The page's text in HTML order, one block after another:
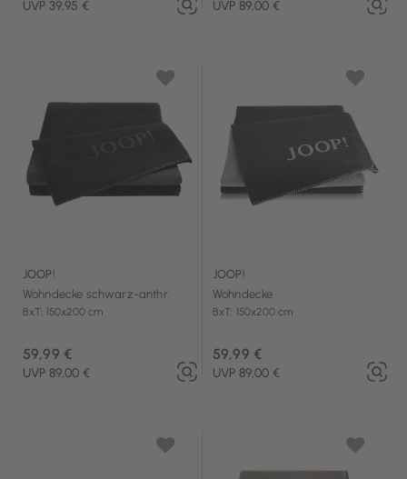
UVP 39,95 € UVP 89,00 €
JOOP!
Wohndecke schwarz-anthr.
BxT: 150x200 cm
59,99 €
UVP 89,00 €
JOOP!
Wohndecke
BxT: 150x200 cm
59,99 €
UVP 89,00 €